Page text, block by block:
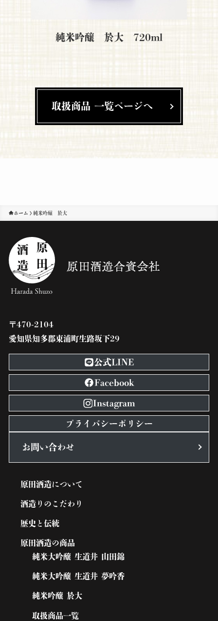
純米吟醸 於大 720ml
取扱商品 一覧ページへ
ホーム 純米吟醸 於大
〒470-2104
愛知県知多郡東浦町生路坂下29
公式LINE
Facebook
Instagram
プライバシーポリシー
お問い合わせ
原田酒造について
酒造りのこだわり
歴史と伝統
原田酒造の商品
純米大吟醸 生道井 山田錦
純米大吟醸 生道井 夢吟香
純米吟醸 於大
取扱商品一覧